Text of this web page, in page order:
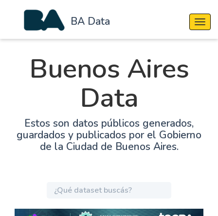
BA Data
Buenos Aires
Data
Estos son datos públicos generados,
guardados y publicados por el Gobierno
de la Ciudad de Buenos Aires.